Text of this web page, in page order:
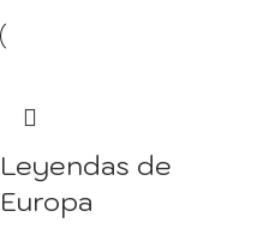
Leyendas de
Europa